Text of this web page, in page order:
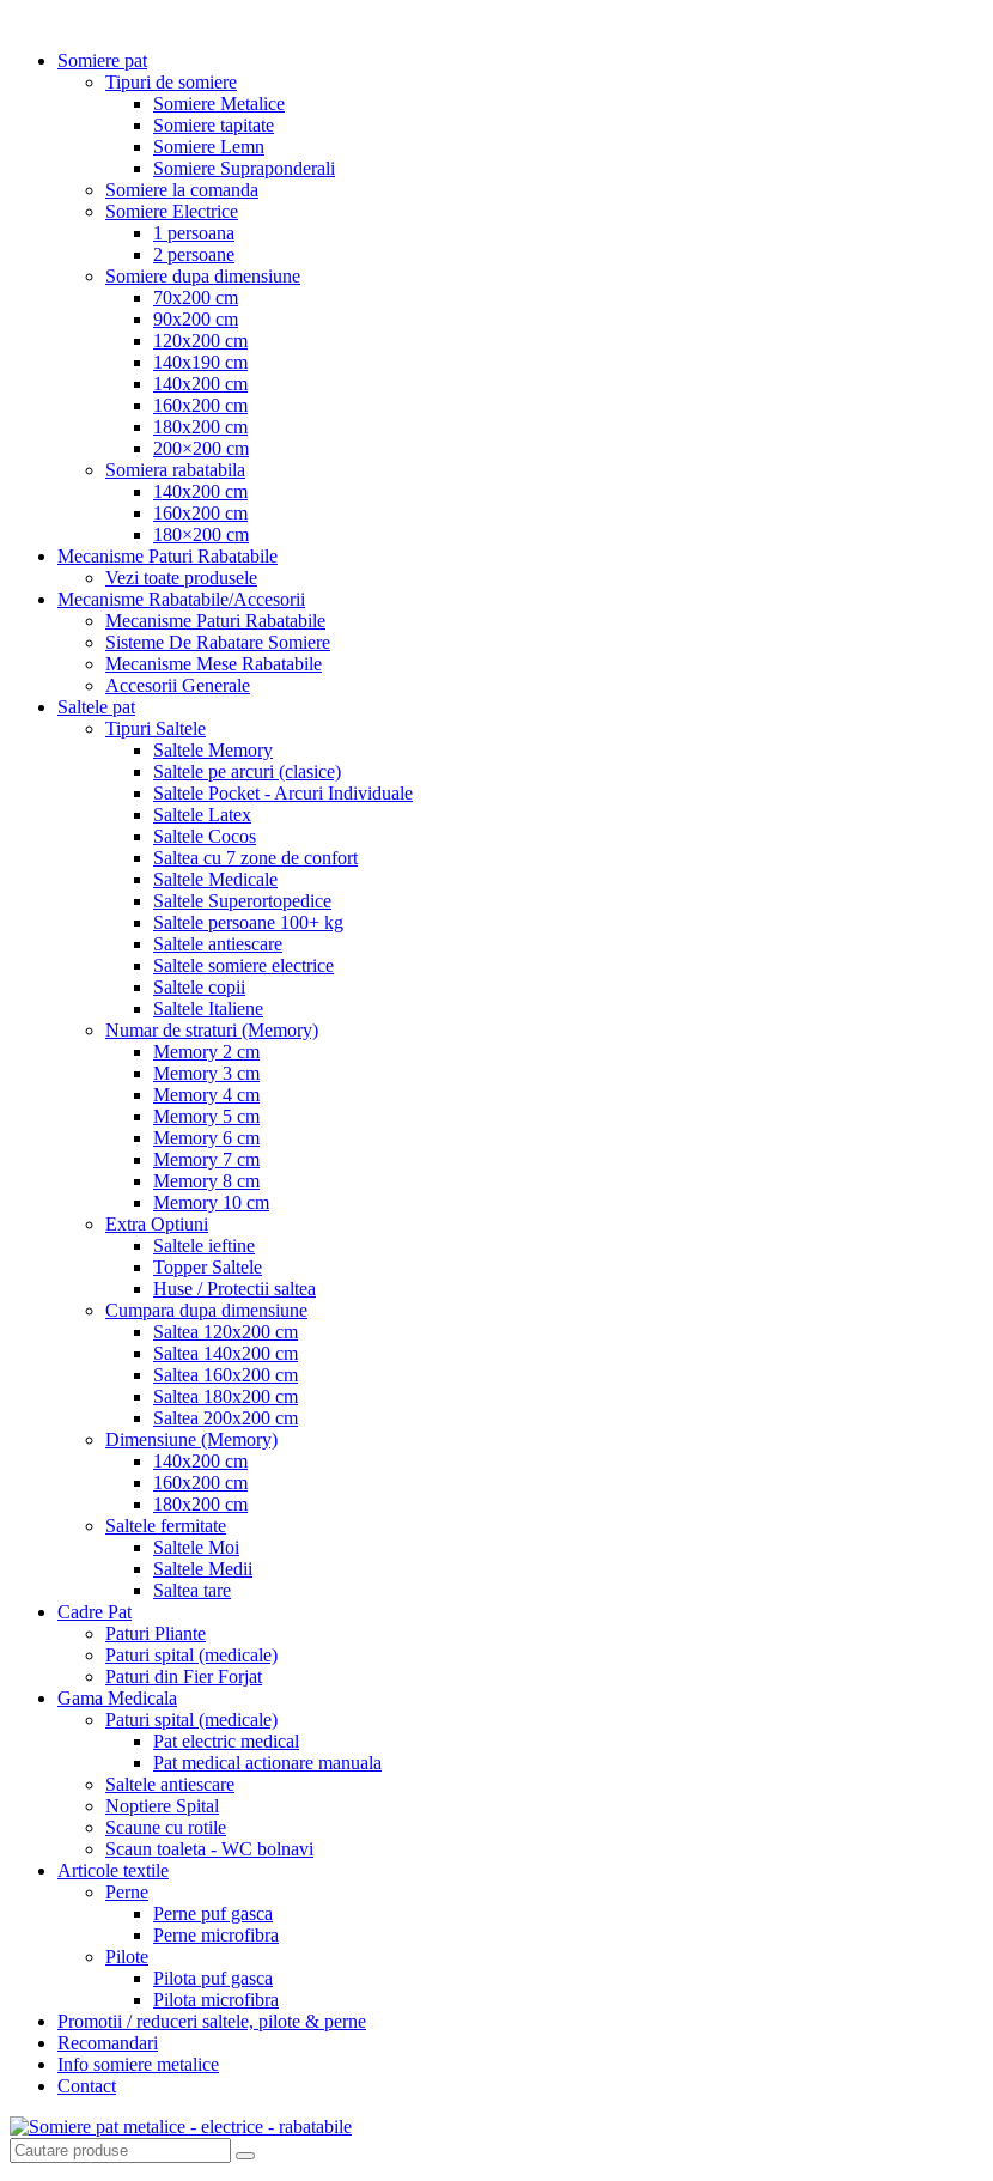
Somiere pat
Tipuri de somiere
Somiere Metalice
Somiere tapitate
Somiere Lemn
Somiere Supraponderali
Somiere la comanda
Somiere Electrice
1 persoana
2 persoane
Somiere dupa dimensiune
70x200 cm
90x200 cm
120x200 cm
140x190 cm
140x200 cm
160x200 cm
180x200 cm
200×200 cm
Somiera rabatabila
140x200 cm
160x200 cm
180×200 cm
Mecanisme Paturi Rabatabile
Vezi toate produsele
Mecanisme Rabatabile/Accesorii
Mecanisme Paturi Rabatabile
Sisteme De Rabatare Somiere
Mecanisme Mese Rabatabile
Accesorii Generale
Saltele pat
Tipuri Saltele
Saltele Memory
Saltele pe arcuri (clasice)
Saltele Pocket - Arcuri Individuale
Saltele Latex
Saltele Cocos
Saltea cu 7 zone de confort
Saltele Medicale
Saltele Superortopedice
Saltele persoane 100+ kg
Saltele antiescare
Saltele somiere electrice
Saltele copii
Saltele Italiene
Numar de straturi (Memory)
Memory 2 cm
Memory 3 cm
Memory 4 cm
Memory 5 cm
Memory 6 cm
Memory 7 cm
Memory 8 cm
Memory 10 cm
Extra Optiuni
Saltele ieftine
Topper Saltele
Huse / Protectii saltea
Cumpara dupa dimensiune
Saltea 120x200 cm
Saltea 140x200 cm
Saltea 160x200 cm
Saltea 180x200 cm
Saltea 200x200 cm
Dimensiune (Memory)
140x200 cm
160x200 cm
180x200 cm
Saltele fermitate
Saltele Moi
Saltele Medii
Saltea tare
Cadre Pat
Paturi Pliante
Paturi spital (medicale)
Paturi din Fier Forjat
Gama Medicala
Paturi spital (medicale)
Pat electric medical
Pat medical actionare manuala
Saltele antiescare
Noptiere Spital
Scaune cu rotile
Scaun toaleta - WC bolnavi
Articole textile
Perne
Perne puf gasca
Perne microfibra
Pilote
Pilota puf gasca
Pilota microfibra
Promotii / reduceri saltele, pilote & perne
Recomandari
Info somiere metalice
Contact